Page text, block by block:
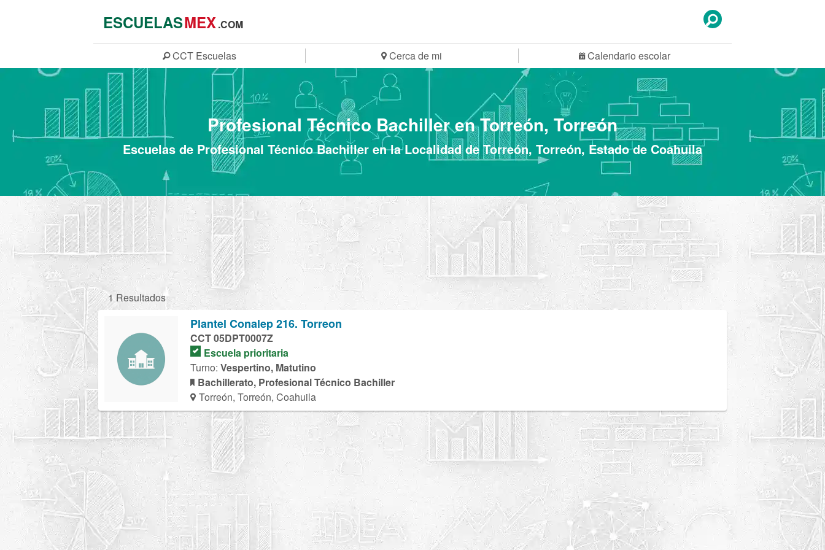
ESCUELASMEX.COM
CCT Escuelas Cerca de mi Calendario escolar
Profesional Técnico Bachiller en Torreón, Torreón
Escuelas de Profesional Técnico Bachiller en la Localidad de Torreón, Torreón, Estado de Coahuila
1 Resultados
Plantel Conalep 216. Torreon
CCT 05DPT0007Z
Escuela prioritaria
Turno: Vespertino, Matutino
Bachillerato, Profesional Técnico Bachiller
Torreón, Torreón, Coahuila